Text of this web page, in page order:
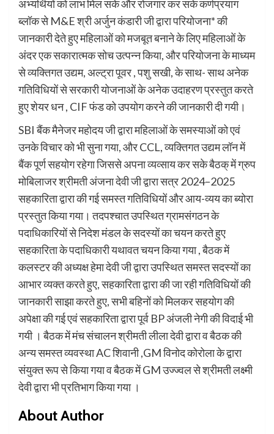
अभ्यर्थियों को लाभ मिल सके और रोजगार कर सके कर्णप्रयाग
ब्लॉक से M&E श्री अर्जुन कंडारी जी द्वारा परियोजना* की
जानकारी देते हुए महिलाओं को मजबूत बनाने के लिए महिलाओं के
अंदर एक सकारात्मक सोच उत्पन्न किया, और परियोजना के माध्यम
से व्यक्तिगत उद्यम, अल्ट्रा पूवर , पशु सखी, के साथ- साथ अनेक
गतिविधियों से सरकारी योजनाओं के अनेक उदाहरण प्रस्तुत करते
हुए शेयर धन , CIF फंड को उपयोग करने की जानकारी दी गयी।
SBI बैंक मैनेजर महोदय जी द्वारा महिलाओं के समस्याओं को एवं
उनके विचार को भी सुना गया, और CCL, व्यक्तिगत उद्यम लॉन में
बैंक पूर्ण सहयोग रहेगा जिससे अपना व्यव्साय कर सके बैठक् में ग्रुप
मोबिलाजर श्रीमती अंजना देवी जी द्वारा सत्र 2024–2025
सहकारिता द्वारा की गई समस्त गतिविधियों और आय-व्यय का ब्योरा
प्रस्तुत किया गया। तदपश्चात उपस्थित ग्रामसंगठन के
पदाधिकारियों से निदेश मंडल के सदस्यों का चयन करते हुए
सहकारिता के पदाधिकारी यथावत चयन किया गया , बैठक में
कलस्टर की अध्यक्ष हेमा देवी जी द्वारा उपस्थित समस्त सदस्यों का
आभार व्यक्त करते हुए, सहकारिता द्वारा की जा रही गतिविधियों की
जानकारी साझा करते हुए, सभी बहिनों को मिलकर सहयोग की
अपेक्षा की गई एवं सहकारिता द्वारा पूर्व BP अंजली नेगी की विदाई भी
गयी । बैठक में मंच संचालन श्रीमती लीला देवी द्वारा व बैठक की
अन्य समस्त व्यवस्था AC शिवानी ,GM विनोद कोरोला के द्वारा
संयुक्त रूप से किया गया व बैठक में GM उज्ज्वल से श्रीमती लक्ष्मी
देवी द्वारा भी प्रतिभाग किया गया ।
About Author